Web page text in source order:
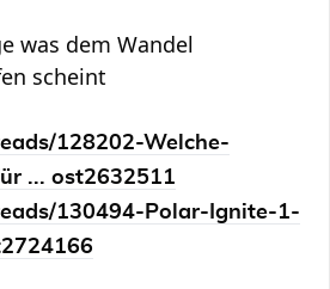
was dem Wandel
scheint
128202-Welche-
... ost2632511
130494-Polar-Ignite-1-